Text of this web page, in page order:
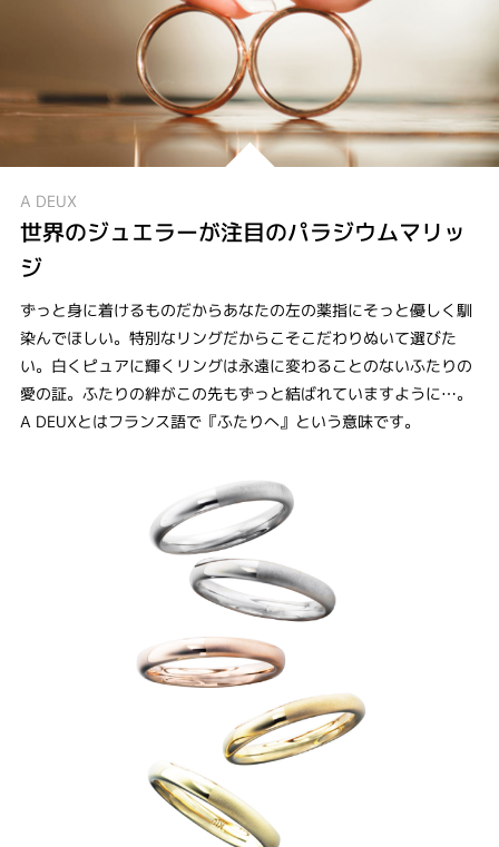
A DEUX
世界のジュエラーが注目のパラジウムマリッ
ジ
ずっと身に着けるものだからあなたの左の薬指にそっと優しく馴
染んでほしい。特別なリングだからこそこだわりぬいて選びた
い。白くピュアに輝くリングは永遠に変わることのないふたりの
愛の証。ふたりの絆がこの先もずっと結ばれていますように…。
A DEUXとはフランス語で『ふたりへ』という意味です。